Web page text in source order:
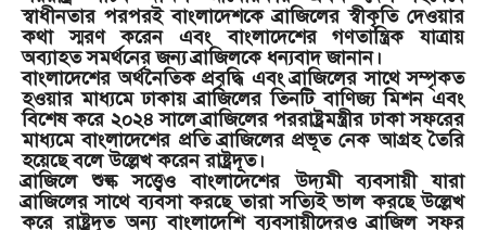
স্বাধীনতার পরপরই বাংলাদেশকে ব্রাজিলের স্বীকৃতি দেওয়ার
কথা স্মরণ করেন এবং বাংলাদেশের গণতান্ত্রিক যাত্রায়
অব্যাহত সমর্থনের জন্য ব্রাজিলকে ধন্যবাদ জানান।
বাংলাদেশের অর্থনৈতিক প্রবৃদ্ধি এবং ব্রাজিলের সাথে সম্পৃকত
হওয়ার মাধ্যমে ঢাকায় ব্রাজিলের তিনটি বাণিজ্য মিশন এবং
বিশেষ করে ২০২৪ সালে ব্রাজিলের পররাষ্ট্রমন্ত্রীর ঢাকা সফরের
মাধ্যমে বাংলাদেশের প্রতি ব্রাজিলের প্রভূত নেক আগ্রহ তৈরি
হয়েছে বলে উল্লেখ করেন রাষ্ট্রদূত।
ব্রাজিলে শুল্ক সত্ত্বেও বাংলাদেশের উদ্যমী ব্যবসায়ী যারা
ব্রাজিলের সাথে ব্যবসা করছে তারা সত্যিই ভাল করছে উল্লেখ
করে রাষ্ট্রদূত অন্য বাংলাদেশি ব্যবসায়ীদেরও ব্রাজিল সফর